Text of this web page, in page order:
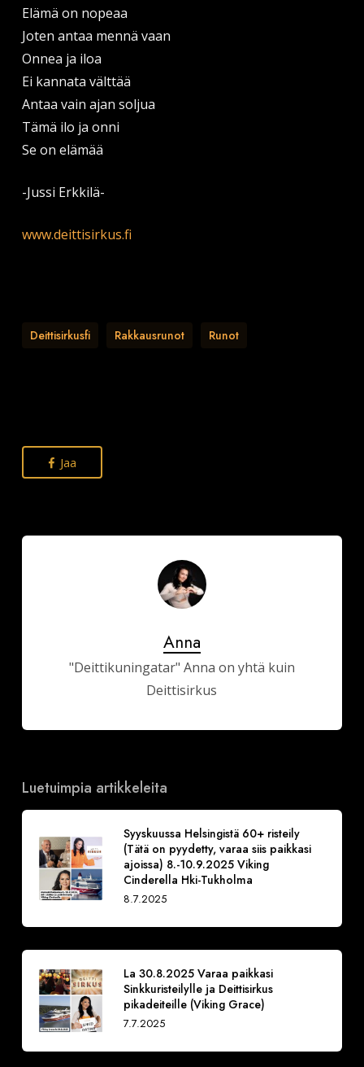
Elämä on nopeaa
Joten antaa mennä vaan
Onnea ja iloa
Ei kannata välttää
Antaa vain ajan soljua
Tämä ilo ja onni
Se on elämää
-Jussi Erkkilä-
www.deittisirkus.fi
Deittisirkusfi Rakkausrunot Runot
Jaa
Anna
"Deittikuningatar" Anna on yhtä kuin
Deittisirkus
Luetuimpia artikkeleita
Syyskuussa Helsingistä 60+ risteily
(Tätä on pyydetty, varaa siis paikkasi
ajoissa) 8.-10.9.2025 Viking
Cinderella Hki-Tukholma
8.7.2025
La 30.8.2025 Varaa paikkasi
Sinkkuristeilylle ja Deittisirkus
pikadeiteille (Viking Grace)
7.7.2025